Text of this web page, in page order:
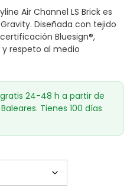
Air Channel LS Brick es
Diseñada con tejido
Bluesign®,
respeto al medio
24-48 h a partir de
Tienes 100 días